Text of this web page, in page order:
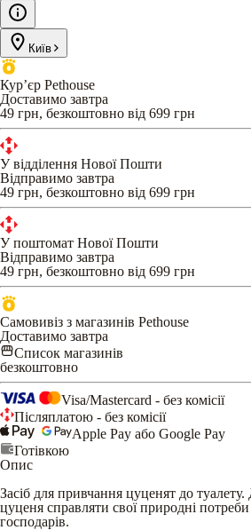
Київ
Кур’єр Pethouse
Доставимо завтра
49 грн, безкоштовно від 699 грн
У відділення Нової Пошти
Відправимо завтра
49 грн, безкоштовно від 699 грн
У поштомат Нової Пошти
Відправимо завтра
49 грн, безкоштовно від 699 грн
Самовивіз з магазинів Pethouse
Доставимо завтра
Список магазинів
безкоштовно
Visa/Mastercard - без комісії
Післяплатою - без комісії
Apple Pay або Google Pay
Готівкою
Опис
Засіб для привчання цуценят до
цуценя справляти свої природні
господарів.